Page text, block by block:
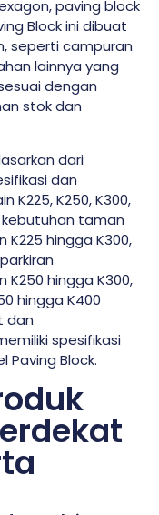
paving block
Block ini dibuat
seperti campuran
lainnya yang
dengan
stok dan
dari
dan
K225, K250, K300,
kebutuhan taman
hingga K300,
hingga K300,
hingga K400
dan
spesifikasi
Paving Block.